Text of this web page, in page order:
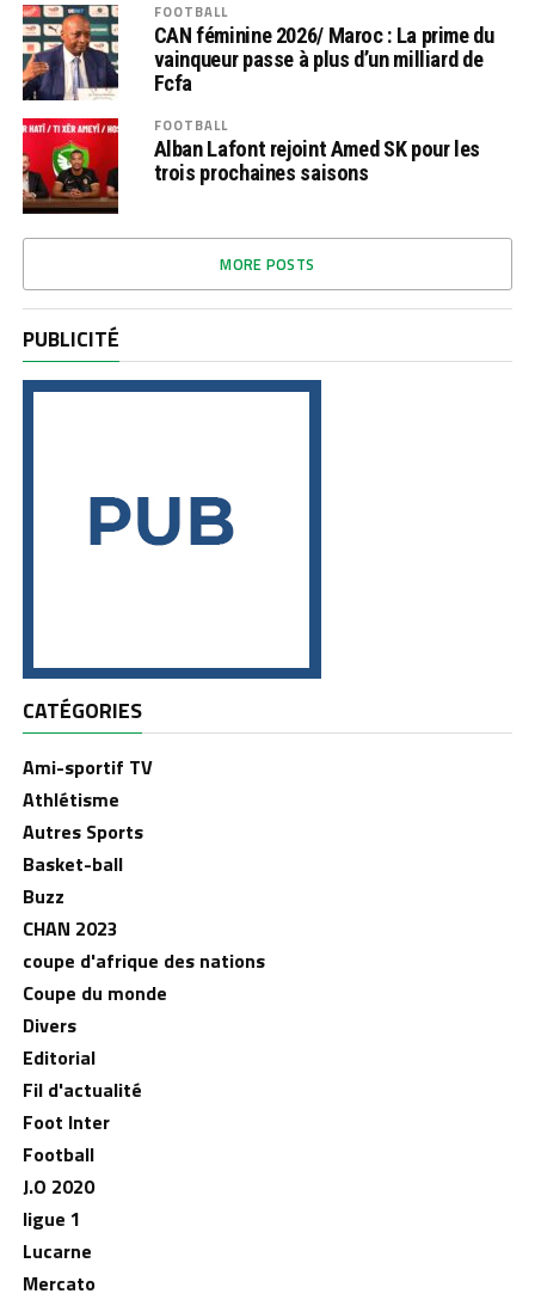
FOOTBALL
CAN féminine 2026/ Maroc : La prime du
vainqueur passe à plus d’un milliard de
Fcfa
FOOTBALL
Alban Lafont rejoint Amed SK pour les
trois prochaines saisons
MORE POSTS
PUBLICITÉ
CATÉGORIES
Ami-sportif TV
Athlétisme
Autres Sports
Basket-ball
Buzz
CHAN 2023
coupe d'afrique des nations
Coupe du monde
Divers
Editorial
Fil d'actualité
Foot Inter
Football
J.O 2020
ligue 1
Lucarne
Mercato